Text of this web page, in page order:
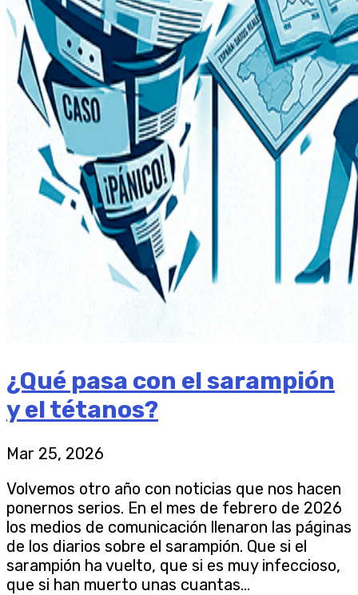
¿Qué pasa con el sarampión
y el tétanos?
Mar 25, 2026
Volvemos otro año con noticias que nos hacen
ponernos serios. En el mes de febrero de 2026
los medios de comunicación llenaron las páginas
de los diarios sobre el sarampión. Que si el
sarampión ha vuelto, que si es muy infeccioso,
que si han muerto unas cuantas...